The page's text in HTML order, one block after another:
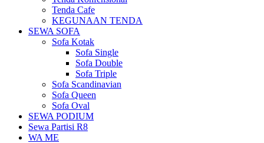
Tenda Cafe
KEGUNAAN TENDA
SEWA SOFA
Sofa Kotak
Sofa Single
Sofa Double
Sofa Triple
Sofa Scandinavian
Sofa Queen
Sofa Oval
SEWA PODIUM
Sewa Partisi R8
WA ME